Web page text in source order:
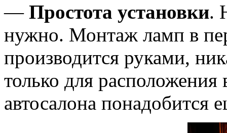
— Простота установки.
нужно. Монтаж ламп в
производится руками,
только для расположения
автосалона понадобится